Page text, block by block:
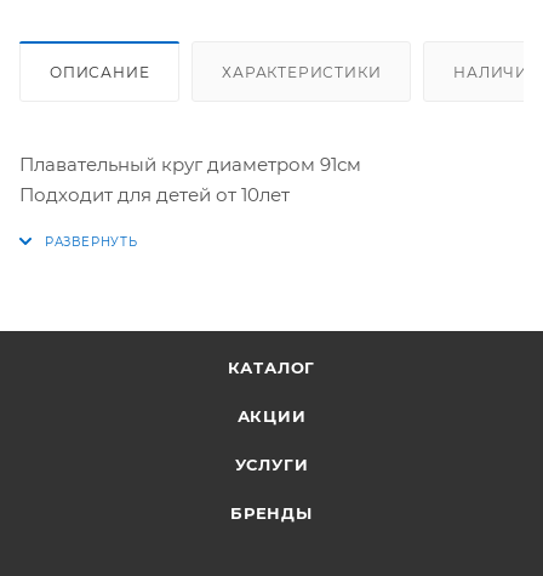
ОПИСАНИЕ ХАРАКТЕРИСТИКИ НАЛИЧИЕ
Плавательный круг диаметром 91см
Подходит для детей от 10лет
КАТАЛОГ
АКЦИИ
УСЛУГИ
БРЕНДЫ